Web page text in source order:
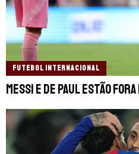
FUTEBOL INTERNACIONAL
Messi e De Paul estão